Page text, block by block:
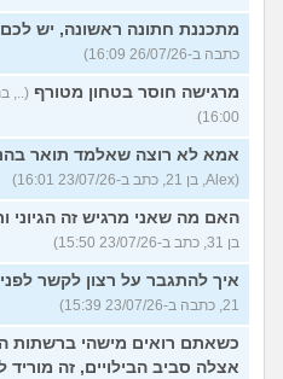
מתכננת חתונה ראשונה, יש
כתבה ב-26/07/26 16:09)
מרגישה חוסר בטחון מטורף
16:00)
אמא לא רוצה שאלמד תואר
(Alex, בן 21, כתב ב-23/07/26 16:01)
האם מה שאני מרגיש זה הגיוני
בן 31, כתב ב-23/07/26 15:50)
איך להתגבר על רצון לקשר
21, כתבה ב-23/07/26 15:39)
כשאתם רואים מישהי ברשתות
אצלה סביב הבילויים, זה מוריד